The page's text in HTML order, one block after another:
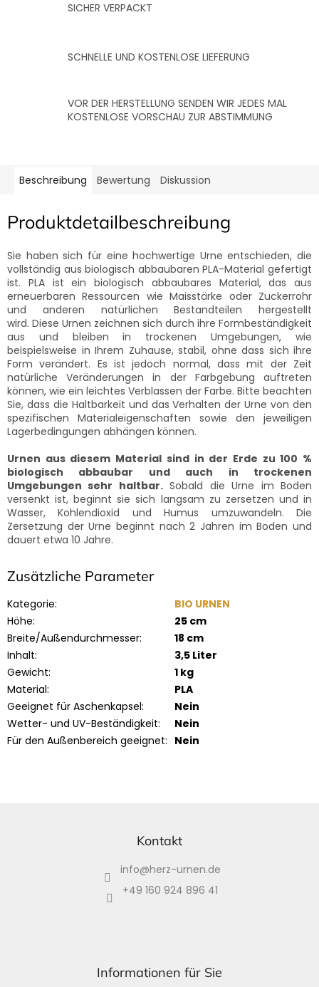
SICHER VERPACKT
SCHNELLE UND KOSTENLOSE LIEFERUNG
VOR DER HERSTELLUNG SENDEN WIR JEDES MAL
KOSTENLOSE VORSCHAU ZUR ABSTIMMUNG
Beschreibung Bewertung Diskussion
Produktdetailbeschreibung
Sie haben sich für eine hochwertige Urne entschieden, die
vollständig aus biologisch abbaubaren PLA-Material gefertigt
ist. PLA ist ein biologisch abbaubares Material, das aus
erneuerbaren Ressourcen wie Maisstärke oder Zuckerrohr
und anderen natürlichen Bestandteilen hergestellt
wird. Diese Urnen zeichnen sich durch ihre Formbeständigkeit
aus und bleiben in trockenen Umgebungen, wie
beispielsweise in Ihrem Zuhause, stabil, ohne dass sich ihre
Form verändert. Es ist jedoch normal, dass mit der Zeit
natürliche Veränderungen in der Farbgebung auftreten
können, wie ein leichtes Verblassen der Farbe. Bitte beachten
Sie, dass die Haltbarkeit und das Verhalten der Urne von den
spezifischen Materialeigenschaften sowie den jeweiligen
Lagerbedingungen abhängen können.
Urnen aus diesem Material sind in der Erde zu 100 %
biologisch abbaubar und auch in trockenen
Umgebungen sehr haltbar.Sobald die Urne im Boden
versenkt ist, beginnt sie sich langsam zu zersetzen und in
Wasser, Kohlendioxid und Humus umzuwandeln. Die
Zersetzung der Urne beginnt nach 2 Jahren im Boden und
dauert etwa 10 Jahre.
Zusätzliche Parameter
Kategorie:
BIO URNEN
Höhe:
25 cm
Breite/Außendurchmesser:
18 cm
Inhalt:
3,5 Liter
Gewicht:
1 kg
Material:
PLA
Geeignet für Aschenkapsel:
Nein
Wetter- und UV-Beständigkeit:
Nein
Für den Außenbereich geeignet: Nein
Kontakt
info@herz-urnen.de
+49 160 924 896 41
Informationen für Sie